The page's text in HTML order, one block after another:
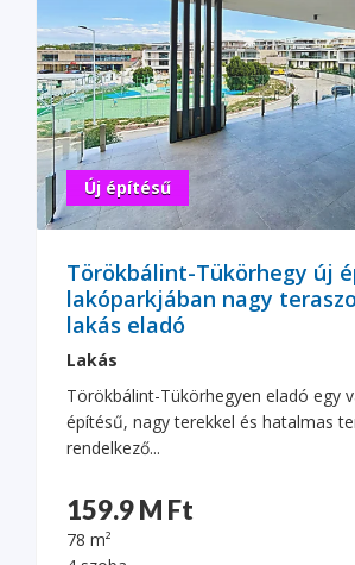
Új építésű
Törökbálint-Tükörhegy új
lakóparkjában nagy
lakás eladó
Lakás
Törökbálint-Tükörhegyen eladó egy
építésű, nagy terekkel és hatalmas
rendelkező...
159.9 M Ft
78 m²